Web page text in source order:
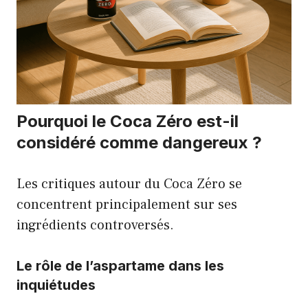
Pourquoi le Coca Zéro est-il
considéré comme dangereux ?
Les critiques autour du Coca Zéro se
concentrent principalement sur ses
ingrédients controversés.
Le rôle de l’aspartame dans les
inquiétudes